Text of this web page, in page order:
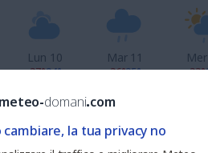
Lun 10
37°24°
Mar 11
36°25° 33°
meteo-domani.com
la tua privacy no